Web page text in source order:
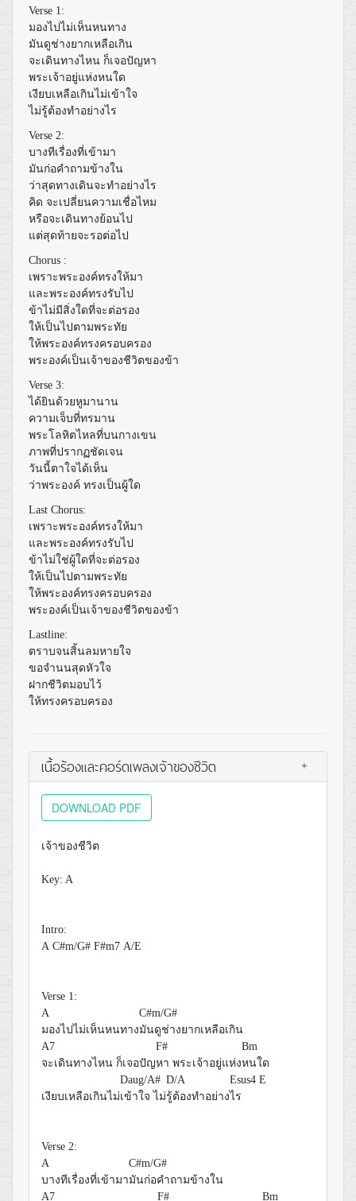
Verse 1:
มองไปไม่เห็นหนทาง
มันดูช่างยากเหลือเกิน
จะเดินทางไหน ก็เจอปัญหา
พระเจ้าอยู่แห่งหนใด
เงียบเหลือเกินไม่เข้าใจ
ไม่รู้ต้องทำอย่างไร
Verse 2:
บางทีเรื่องที่เข้ามา
มันก่อคำถามข้างใน
ว่าสุดทางเดินจะทำอย่างไร
คิด จะเปลี่ยนความเชื่อไหม
หรือจะเดินทางย้อนไป
แต่สุดท้ายจะรอต่อไป
Chorus :
เพราะพระองค์ทรงให้มา
และพระองค์ทรงรับไป
ข้าไม่มีสิ่งใดที่จะต่อรอง
ให้เป็นไปตามพระทัย
ให้พระองค์ทรงครอบครอง
พระองค์เป็นเจ้าของชีวิตของข้า
Verse 3:
ได้ยินด้วยหูมานาน
ความเจ็บที่ทรมาน
พระโลหิตไหลที่บนกางเขน
ภาพที่ปรากฏชัดเจน
วันนี้ตาใจได้เห็น
ว่าพระองค์ ทรงเป็นผู้ใด
Last Chorus:
เพราะพระองค์ทรงให้มา
และพระองค์ทรงรับไป
ข้าไม่ใช่ผู้ใดที่จะต่อรอง
ให้เป็นไปตามพระทัย
ให้พระองค์ทรงครอบครอง
พระองค์เป็นเจ้าของชีวิตของข้า
Lastline:
ตราบจนสิ้นลมหายใจ
ขอจำนนสุดหัวใจ
ฝากชีวิตมอบไว้
ให้ทรงครอบครอง
เนื้อร้องและคอร์ดเพลงเจ้าของชีวิต +
DOWNLOAD PDF
เจ้าของชีวิต
Key: A
Intro:
A C#m/G# F#m7 A/E
Verse 1:
A
C#m/G#
มองไปไม่เห็นหนทางมันดูช่างยากเหลือเกิน
A7
F#
Bm
จะเดินทางไหน ก็เจอปัญหา พระเจ้าอยู่แห่งหนใด
Daug/A# D/A Esus4 E
เงียบเหลือเกินไม่เข้าใจ ไม่รู้ต้องทำอย่างไร
Verse 2:
A
C#m/G#
บางทีเรื่องที่เข้ามามันก่อคำถามข้างใน
A7
F# Bm